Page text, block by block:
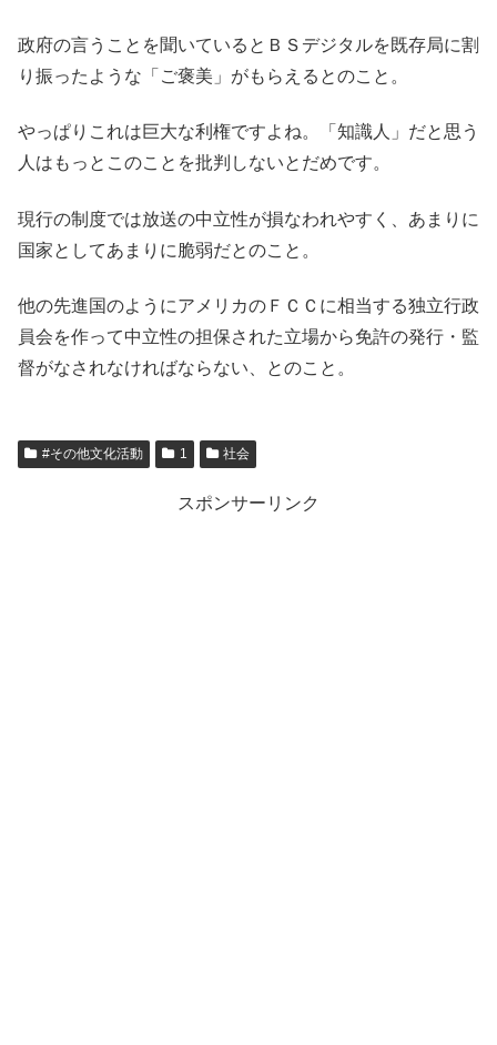
政府の言うことを聞いているとＢＳデジタルを既存局に割
り振ったような「ご褒美」がもらえるとのこと。
やっぱりこれは巨大な利権ですよね。「知識人」だと思う
人はもっとこのことを批判しないとだめです。
現行の制度では放送の中立性が損なわれやすく、あまりに
国家としてあまりに脆弱だとのこと。
他の先進国のようにアメリカのＦＣＣに相当する独立行政
員会を作って中立性の担保された立場から免許の発行・監
督がなされなければならない、とのこと。
#その他文化活動 1 社会
スポンサーリンク